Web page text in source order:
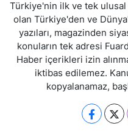
Türkiye'nin ilk ve tek
olan Türkiye'den ve
yazıları, magazinden
konuların tek adresi
Haber içerikleri izin
iktibas edilemez.
kopyalanamaz,